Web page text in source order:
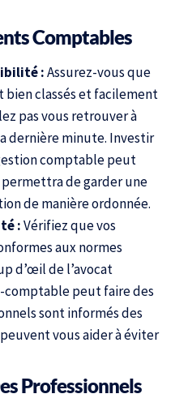
Comptables
:Assurez-vous que
bien classés et facilement
pas vous retrouver à
dernière minute. Investir
comptable peut
de garder une
de manière ordonnée.
:Vérifiez que vos
aux normes
d’œil de l’avocat
comptable peut faire des
sont informés des
vous aider à éviter
Professionnels